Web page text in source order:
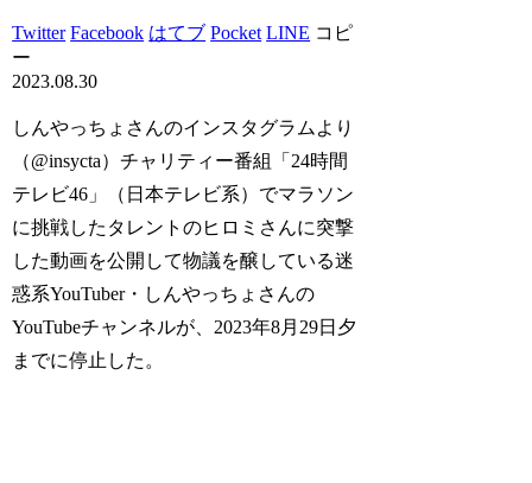
Twitter Facebook はてブ Pocket LINE コピ
ー
2023.08.30
しんやっちょさんのインスタグラムより
（@insycta）チャリティー番組「24時間
テレビ46」（日本テレビ系）でマラソン
に挑戦したタレントのヒロミさんに突撃
した動画を公開して物議を醸している迷
惑系YouTuber・しんやっちょさんの
YouTubeチャンネルが、2023年8月29日夕
までに停止した。